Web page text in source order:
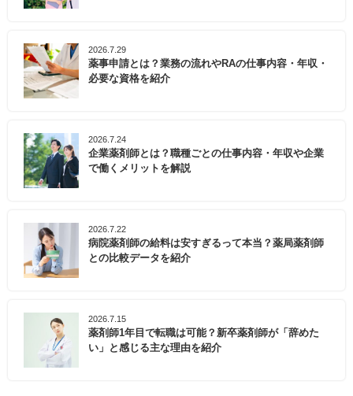
2026.7.29
薬事申請とは？業務の流れやRAの仕事内容・年収・
必要な資格を紹介
2026.7.24
企業薬剤師とは？職種ごとの仕事内容・年収や企業
で働くメリットを解説
2026.7.22
病院薬剤師の給料は安すぎるって本当？薬局薬剤師
との比較データを紹介
2026.7.15
薬剤師1年目で転職は可能？新卒薬剤師が「辞めた
い」と感じる主な理由を紹介